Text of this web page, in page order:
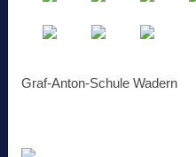
Graf-Anton-Schule Wadern